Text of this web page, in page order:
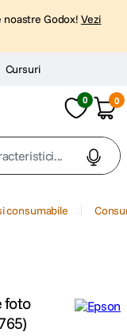
noastre Godox! Vezi
Cursuri
0 0
consumabile
foto